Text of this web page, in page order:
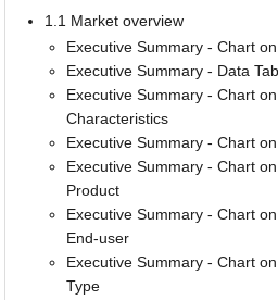
1.1 Market overview
Executive Summary - Chart
Executive Summary - Data
Executive Summary - Chart
Characteristics
Executive Summary - Chart
Executive Summary - Chart
Product
Executive Summary - Chart
End-user
Executive Summary - Chart
Type